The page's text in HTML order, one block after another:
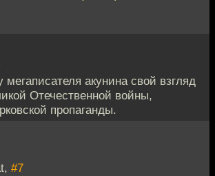
мегаписателя акунина свой взгляд
Отечественной войны,
пропаганды.
#7